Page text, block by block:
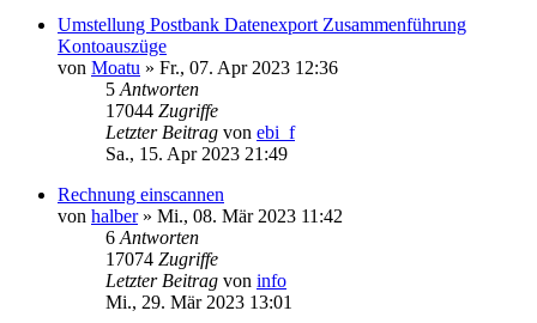
Umstellung Postbank Datenexport Zusammenführung
Kontoauszüge
von Moatu » Fr., 07. Apr 2023 12:36
5 Antworten
17044 Zugriffe
Letzter Beitrag von ebi_f
Sa., 15. Apr 2023 21:49
Rechnung einscannen
von halber» Mi., 08. Mär 2023 11:42
6 Antworten
17074 Zugriffe
Letzter Beitrag von info
Mi., 29. Mär 2023 13:01